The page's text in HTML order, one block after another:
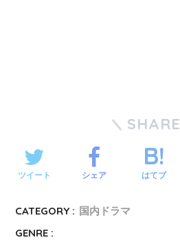
SHARE
ツイート シェア はてブ
CATEGORY : 国内ドラマ
GENRE :